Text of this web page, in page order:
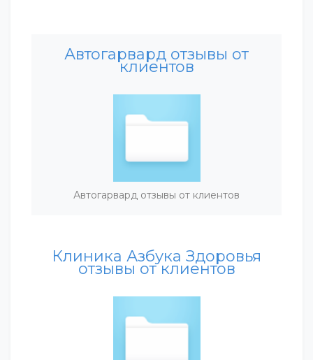
Автогарвард отзывы от
клиентов
Автогарвард отзывы от клиентов
Клиника Азбука Здоровья
отзывы от клиентов